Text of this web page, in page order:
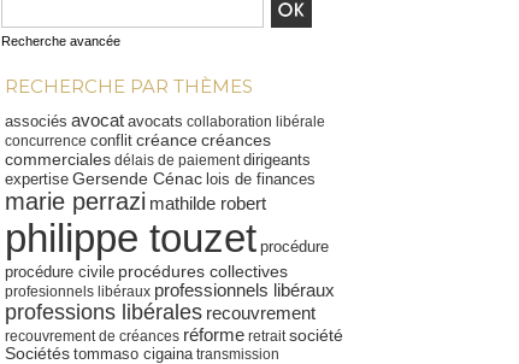
Recherche avancée
RECHERCHE PAR THÈMES
associés avocat avocats collaboration libérale
concurrence conflit créancecréances
commerciales délais de paiement dirigeants
expertise Gersende Cénac lois de finances
marie perrazi mathilde robert
philippe touzet procédure
procédure civile procédures collectives
profesionnels libéraux professionnels libéraux
professions libérales recouvrement
recouvrement de créances réforme retrait société
Sociétés tommaso cigaina transmission